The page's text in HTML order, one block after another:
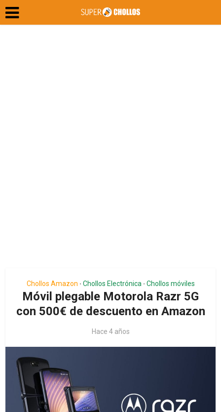
Chollos Amazon • Chollos Electrónica • Chollos móviles
Móvil plegable Motorola Razr 5G
con 500€ de descuento en Amazon
Hace 4 años